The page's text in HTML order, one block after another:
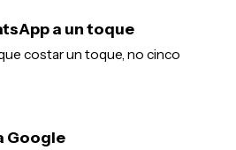
a un toque
costar un toque, no cinco
Google